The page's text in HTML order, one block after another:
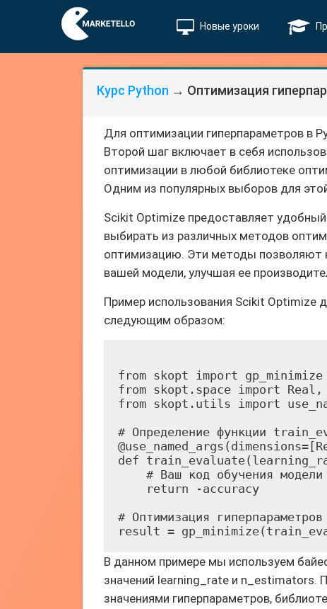
Новые уроки
Курс Python → Оптимизация
Для оптимизации гиперпараметров в
Второй шаг включает в себя
оптимизации в любой библиотеке
Одним из популярных выборов для
Scikit Optimize предоставляет
выбирать из различных методов
оптимизацию. Эти методы позволяют
вашей модели, улучшая ее
Пример использования Scikit Optimize
следующим образом:
from skopt import gp_minimize
from skopt.space import
from skopt.utils import
# Определение функции
def
# Ваш код обучения
    return -accuracy
# Оптимизация гиперпараметров
В данном примере мы используем
значений learning_rate и n_estimators.
значениями гиперпараметров,